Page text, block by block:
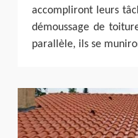
accompliront leurs
démoussage de
parallèle, ils se